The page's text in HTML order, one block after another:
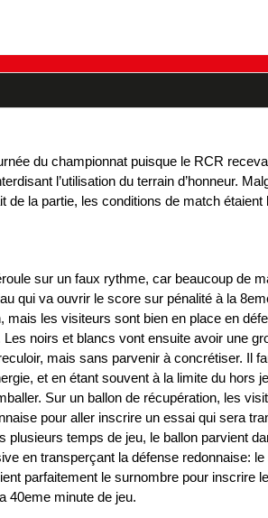
du championnat puisque le RCR
l’utilisation du terrain d’honneur.
de la partie, les conditions de match étaient
sur un faux rythme, car beaucoup de
qui va ouvrir le score sur pénalité à la
mais les visiteurs sont bien en place en
noirs et blancs vont ensuite avoir une
mais sans parvenir à concrétiser. Il
et en étant souvent à la limite du hors
Sur un ballon de récupération, les
pour aller inscrire un essai qui sera
plusieurs temps de jeu, le ballon parvient
en transperçant la défense redonnaise:
parfaitement le surnombre pour inscrire
40eme minute de jeu.